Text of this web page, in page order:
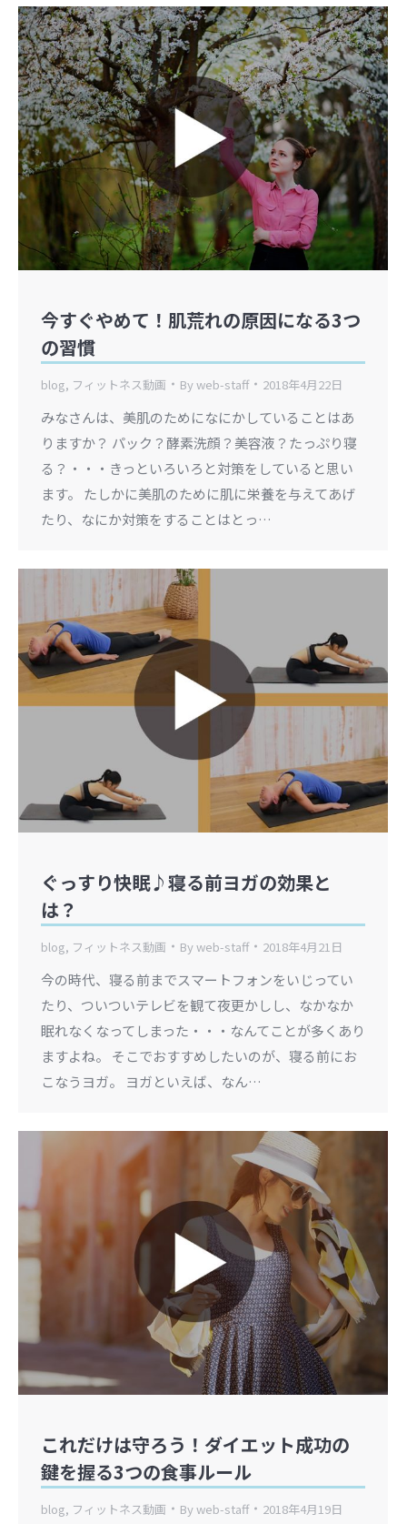
今すぐやめて！肌荒れの原因になる3つ
の習慣
blog, フィットネス動画 Byweb-staff 2018年4月22日
みなさんは、美肌のためになにかしていることはあ
りますか？ パック？酵素洗顔？美容液？たっぷり寝
る？・・・きっといろいろと対策をしていると思い
ます。 たしかに美肌のために肌に栄養を与えてあげ
たり、なにか対策をすることはとっ…
ぐっすり快眠♪寝る前ヨガの効果と
は？
blog, フィットネス動画 Byweb-staff 2018年4月21日
今の時代、寝る前までスマートフォンをいじってい
たり、ついついテレビを観て夜更かしし、なかなか
眠れなくなってしまった・・・なんてことが多くあり
ますよね。 そこでおすすめしたいのが、寝る前にお
こなうヨガ。 ヨガといえば、なん…
これだけは守ろう！ダイエット成功の
鍵を握る3つの食事ルール
blog, フィットネス動画 Byweb-staff 2018年4月19日